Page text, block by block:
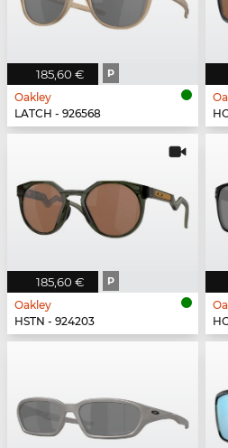
185,60 € P
Oakley
LATCH - 926568
185,60 € P
Oakley
HSTN - 924203